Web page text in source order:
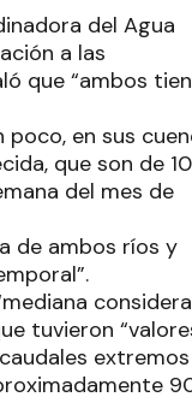
del Agua
a las
que “ambos
poco, en sus
que son de
del mes de
de ambos ríos y
tuvieron